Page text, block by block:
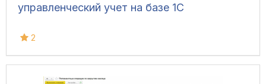
управленческий учет на базе 1С
2